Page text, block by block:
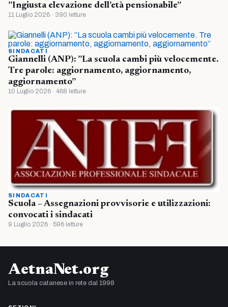
”Ingiusta elevazione dell’età pensionabile”
11 Luglio 2026 · 390 letture
SINDACATI
Giannelli (ANP): ”La scuola cambi più velocemente.
Tre parole: aggiornamento, aggiornamento,
aggiornamento”
10 Luglio 2026 · 468 letture
SINDACATI
Scuola – Assegnazioni provvisorie e utilizzazioni:
convocati i sindacati
9 Luglio 2026 · 596 letture
AetnaNet.org
La scuola catanese in rete dal 1998